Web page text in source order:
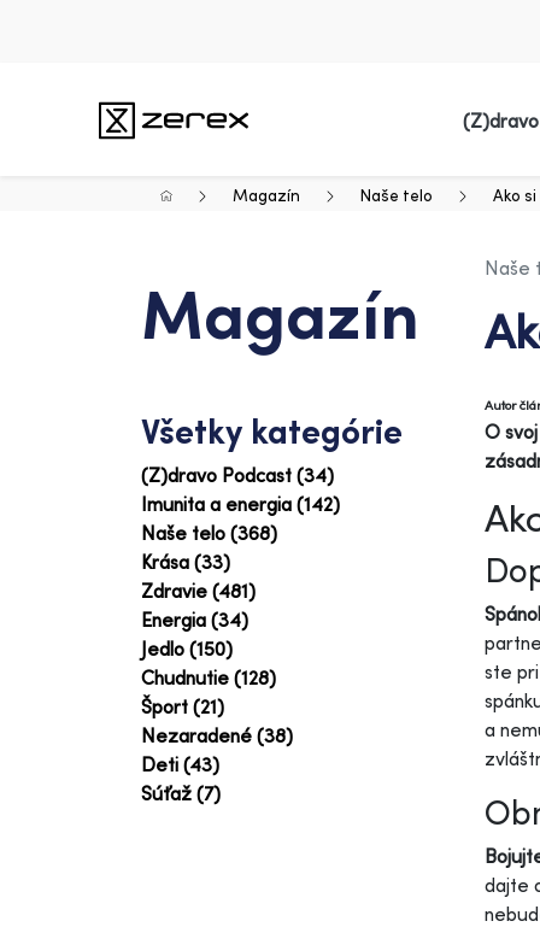
Magazín Naše telo Ako
Magazín
Všetky kategórie
(Z)dravo Podcast (34)
Imunita a energia (142)
Naše telo (368)
Krása (33)
Zdravie (481)
Energia (34)
Jedlo (150)
Chudnutie (128)
Šport (21)
Nezaradené (38)
Deti (43)
Súťaž (7)
Naše
Autor
O
ste
a
dajte